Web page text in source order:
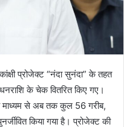
प्रोजेक्ट “नंदा सुनंदा” के तहत
के चेक वितरित किए गए।
से अब तक कुल 56 गरीब,
किया गया है। प्रोजेक्ट की